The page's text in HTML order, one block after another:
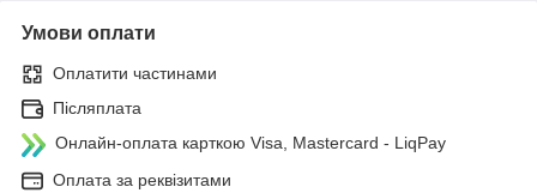
Умови оплати
Оплатити частинами
Післяплата
Онлайн-оплата карткою Visa, Mastercard - LiqPay
Оплата за реквізитами